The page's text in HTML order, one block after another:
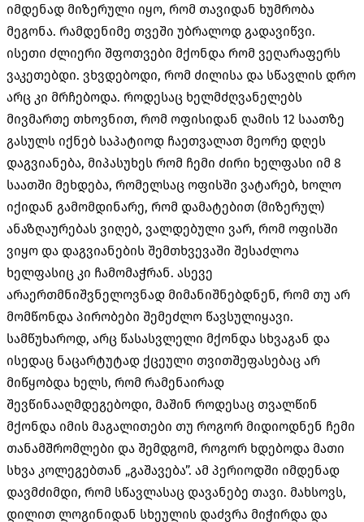
იმდენად მიზერული იყო, რომ თავიდან ხუმრობა
მეგონა. რამდენიმე თვეში უბრალოდ გადავიწვი.
ისეთი ძლიერი შფოთვები მქონდა რომ ვეღარაფერს
ვაკეთებდი. ვხვდებოდი, რომ ძილისა და სწავლის დრო
არც კი მრჩებოდა. როდესაც ხელმძღვანელებს
მივმართე თხოვნით, რომ ოფისიდან ღამის 12 საათზე
გასულს იქნებ საპატიოდ ჩაეთვალათ მეორე დღეს
დაგვიანება, მიპასუხეს რომ ჩემი ძირი ხელფასი იმ 8
საათში მეხდება, რომელსაც ოფისში ვატარებ, ხოლო
იქიდან გამომდინარე, რომ დამატებით (მიზერულ)
ანაზღაურებას ვიღებ, ვალდებული ვარ, რომ ოფისში
ვიყო და დაგვიანების შემთხვევაში შესაძლოა
ხელფასიც კი ჩამომაჭრან. ასევე
არაერთმნიშვნელოვნად მიმანიშნებდნენ, რომ თუ არ
მომწონდა პირობები შემეძლო წავსულიყავი.
სამწუხაროდ, არც წასასვლელი მქონდა სხვაგან და
ისედაც ნაცარტუტად ქცეული თვითშეფასებაც არ
მიწყობდა ხელს, რომ რამენაირად
შევწინააღმდეგებოდი, მაშინ როდესაც თვალწინ
მქონდა იმის მაგალითები თუ როგორ მიდიოდნენ ჩემი
თანამშრომლები და შემდგომ, როგორ ხდებოდა მათი
სხვა კოლეგებთან „გაშავება”. ამ პერიოდში იმდენად
დავმძიმდი, რომ სწავლასაც დავანებე თავი. მახსოვს,
დილით ლოგინიდან სხეულის დაძვრა მიჭირდა და